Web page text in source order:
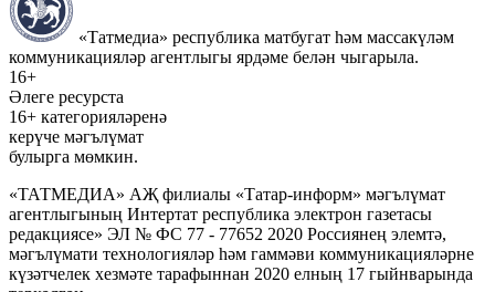
«Татмедиа» республика матбугат һәм массакүләм
коммуникацияләр агентлыгы ярдәме белән чыгарыла.
16+
Әлеге ресурста
16+ категорияләренә
керүче мәгълүмат
булырга мөмкин.
«ТАТМЕДИА» АҖ филиалы «Татар-информ» мәгълүмат
агентлыгының Интертат республика электрон газетасы
редакциясе» ЭЛ № ФС 77 - 77652 2020 Россиянең элемтә,
мәгълүмати технологияләр һәм гаммәви коммуникацияләрне
күзәтчелек хезмәте тарафыннан 2020 елның 17 гыйнварында